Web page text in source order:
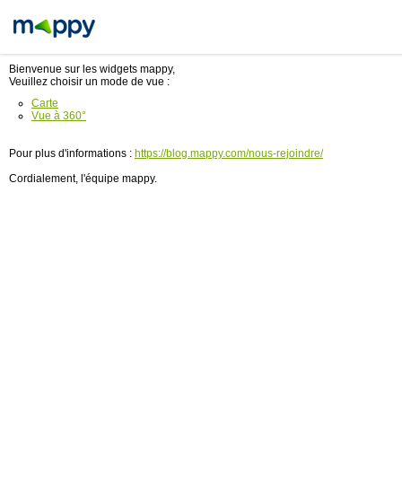
Bienvenue sur les widgets mappy,
Veuillez choisir un mode de vue :
Carte
Vue à 360°
Pour plus d'informations : https://blog.mappy.com/nous-rejoindre/
Cordialement, l'équipe mappy.